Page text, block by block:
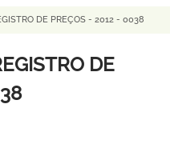
DE PREÇOS - 2012 - 0038
DE